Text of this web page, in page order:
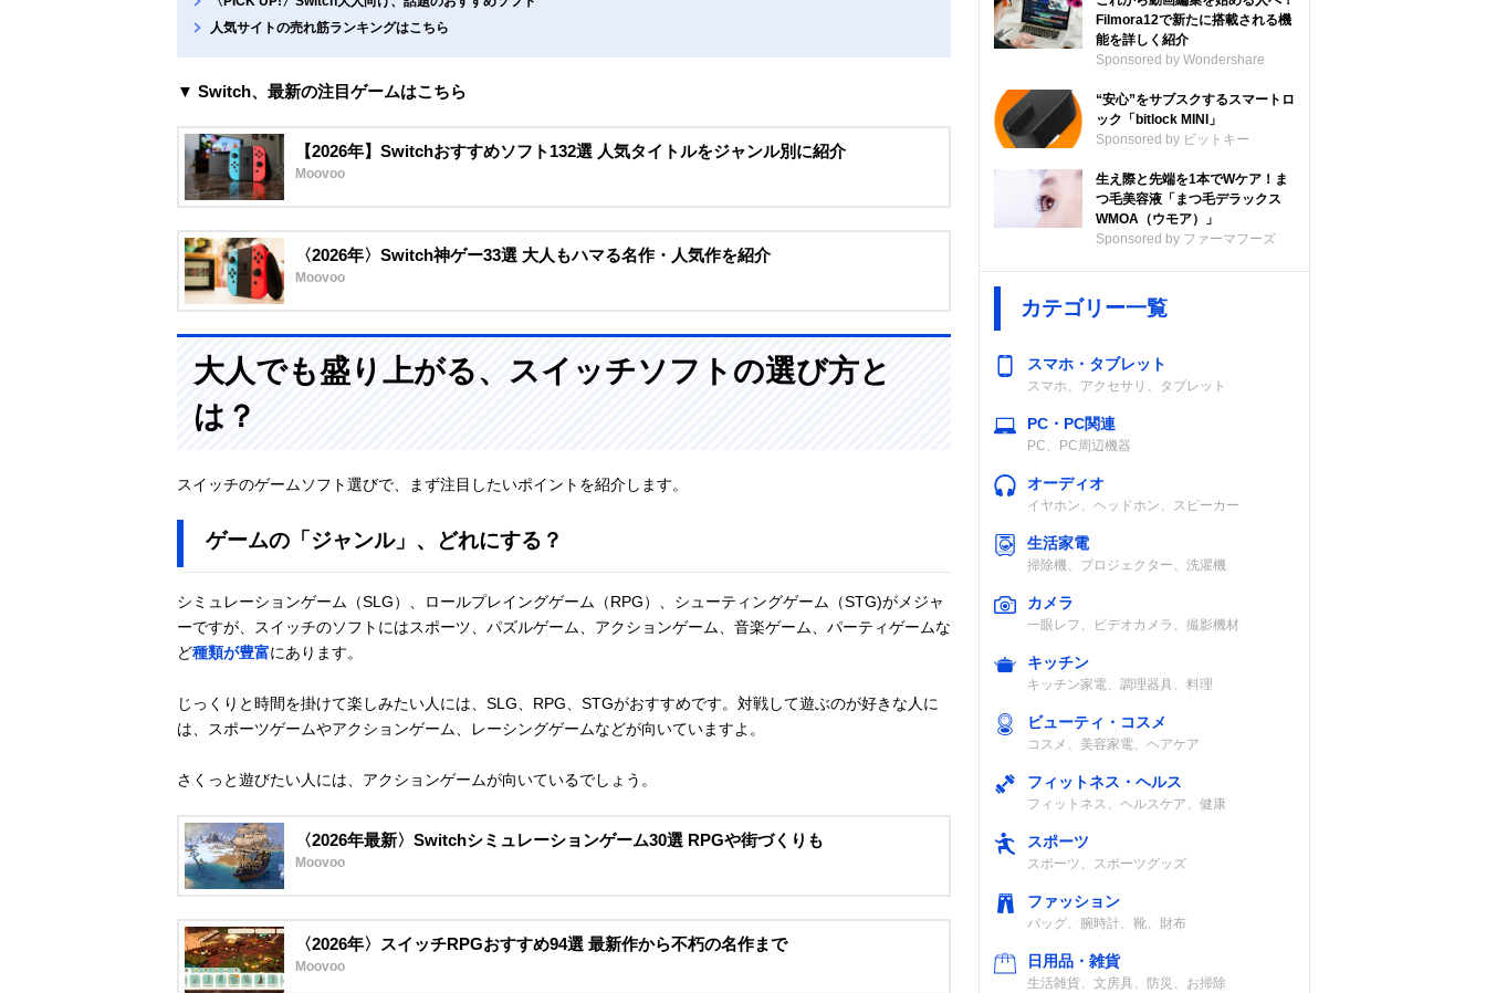
人気サイトの売れ筋ランキングはこちら
▼ Switch、最新の注目ゲームはこちら
【2026年】Switchおすすめソフト132選 人気タイトルをジャンル別に紹介
Moovoo
〈2026年〉Switch神ゲー33選 大人もハマる名作・人気作を紹介
Moovoo
大人でも盛り上がる、スイッチソフトの選び方と
は？
スイッチのゲームソフト選びで、まず注目したいポイントを紹介します。
ゲームの「ジャンル」、どれにする？
シミュレーションゲーム（SLG）、ロールプレイングゲーム（RPG）、シューティングゲーム（STG)がメジャ
ーですが、スイッチのソフトにはスポーツ、パズルゲーム、アクションゲーム、音楽ゲーム、パーティゲームな
ど種類が豊富にあります。
じっくりと時間を掛けて楽しみたい人には、SLG、RPG、STGがおすすめです。対戦して遊ぶのが好きな人に
は、スポーツゲームやアクションゲーム、レーシングゲームなどが向いていますよ。
さくっと遊びたい人には、アクションゲームが向いているでしょう。
〈2026年最新〉Switchシミュレーションゲーム30選 RPGや街づくりも
Moovoo
〈2026年〉スイッチRPGおすすめ94選 最新作から不朽の名作まで
Moovoo
Filmora12で新たに搭載される機
能を詳しく紹介
Sponsored by Wondershare
“安心”をサブスクするスマートロ
ック「bitlock MINI」
Sponsored by ビットキー
生え際と先端を1本でWケア！ま
つ毛美容液「まつ毛デラックス
WMOA（ウモア）」
Sponsored by ファーマフーズ
カテゴリー一覧
スマホ・タブレット
スマホ、アクセサリ、タブレット
PC・PC関連
PC、PC周辺機器
オーディオ
イヤホン、ヘッドホン、スピーカー
生活家電
掃除機、プロジェクター、洗濯機
カメラ
一眼レフ、ビデオカメラ、撮影機材
キッチン
キッチン家電、調理器具、料理
ビューティ・コスメ
コスメ、美容家電、ヘアケア
フィットネス・ヘルス
フィットネス、ヘルスケア、健康
スポーツ
スポーツ、スポーツグッズ
ファッション
バッグ、腕時計、靴、財布
日用品・雑貨
生活雑貨、文房具、防災、お掃除